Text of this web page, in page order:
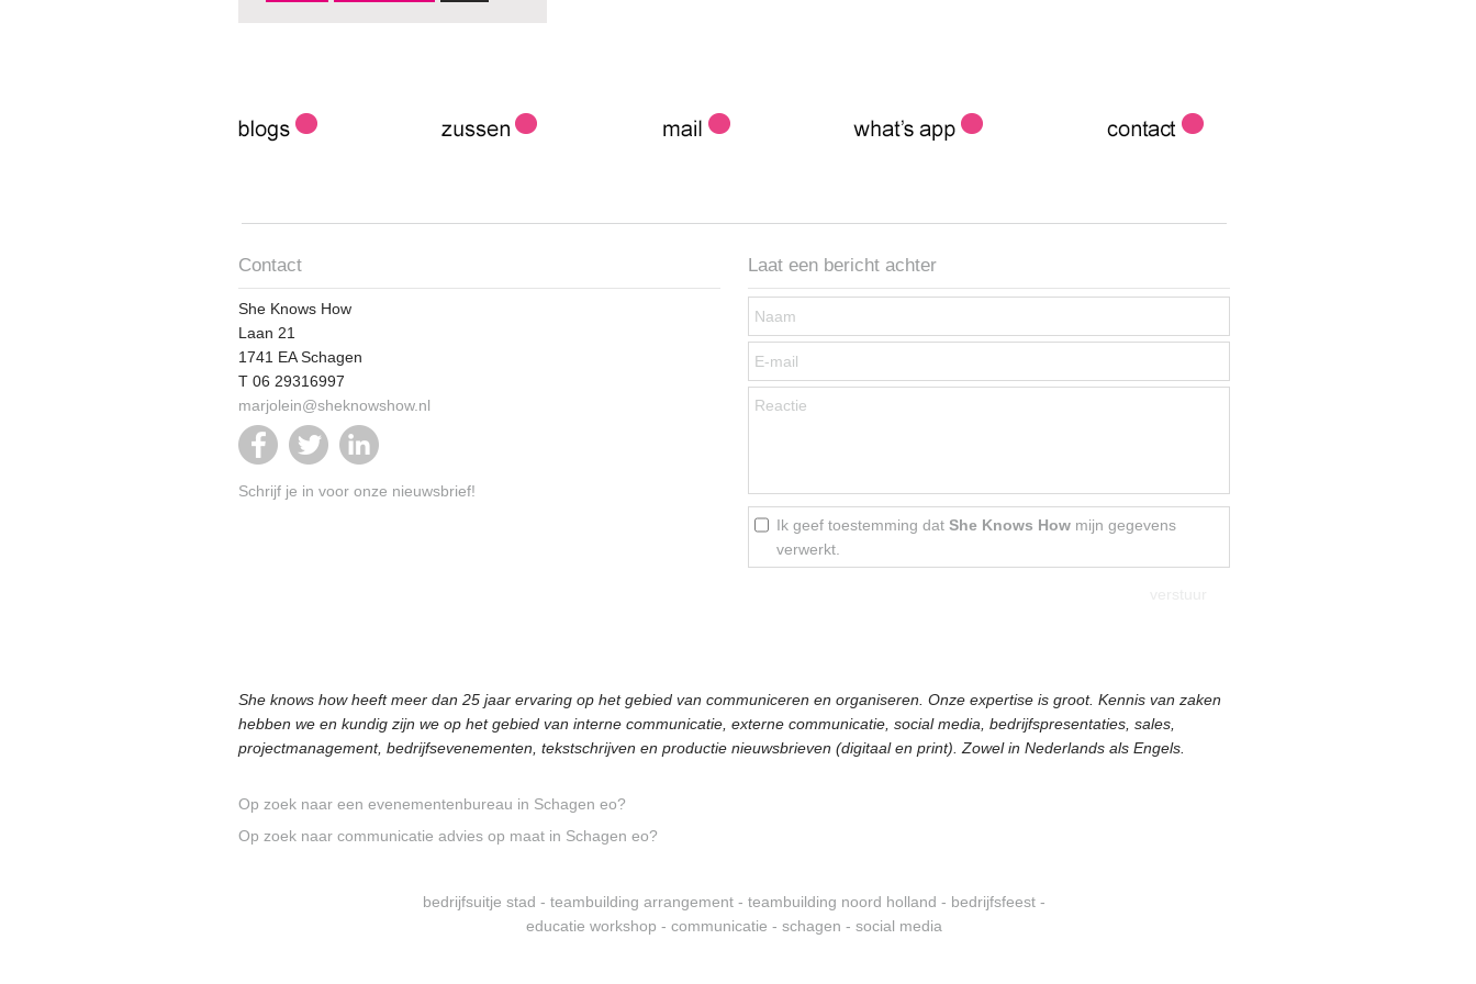
Contact
She Knows How
Laan 21
1741 EA Schagen
T 06 29316997
marjolein@sheknowshow.nl
Schrijf je in voor onze nieuwsbrief!
Laat een bericht achter
Ik geef toestemming dat She Knows Howmijn gegevens
verwerkt.
She knows how heeft meer dan 25 jaar ervaring op het gebied van communiceren en organiseren. Onze expertise is groot. Kennis van zaken
hebben we en kundig zijn we op het gebied van interne communicatie, externe communicatie, social media, bedrijfspresentaties, sales,
projectmanagement, bedrijfsevenementen, tekstschrijven en productie nieuwsbrieven (digitaal en print). Zowel in Nederlands als Engels.
Op zoek naar een evenementenbureau in Schagen eo?
Op zoek naar communicatie advies op maat in Schagen eo?
bedrijfsuitje stad - teambuilding arrangement - teambuilding noord holland - bedrijfsfeest -
educatie workshop - communicatie - schagen - social media